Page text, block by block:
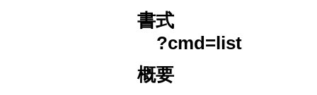
書式
?cmd=list
概要